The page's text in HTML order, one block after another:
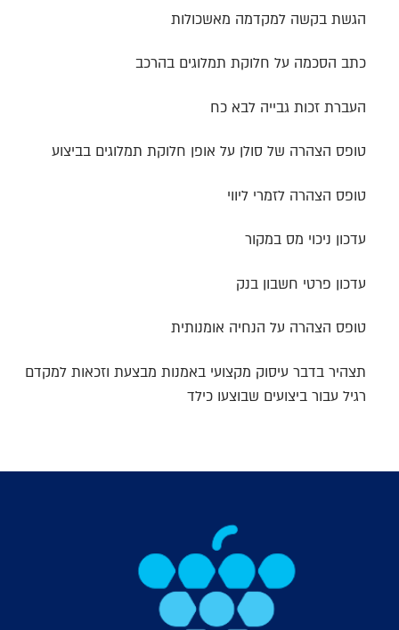
הגשת בקשה למקדמה מאשכולות
כתב הסכמה על חלוקת תמלוגים בהרכב
העברת זכות גבייה לבא כח
טופס הצהרה של סולן על אופן חלוקת תמלוגים בביצוע
טופס הצהרה לזמרי ליווי
עדכון ניכוי מס במקור
עדכון פרטי חשבון בנק
טופס הצהרה על הנחיה אומנותית
תצהיר בדבר עיסוק מקצועי באמנות מבצעת וזכאות למקדם
רגיל עבור ביצועים שבוצעו כילד